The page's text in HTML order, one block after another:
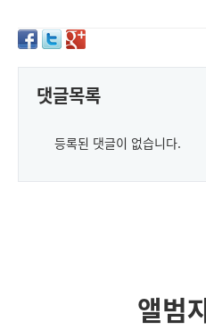
댓글목록
등록된 댓글이 없습니다.
앨범